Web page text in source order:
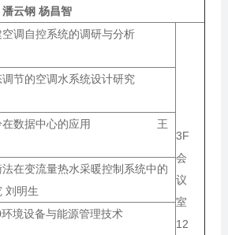
潘云钢 杨昌智
空调自控系统的调研与分析
3F
会
议
室
12
调节的空调水系统设计研究
冷在数据中心的应用 王
在变流量热水采暖控制系统中的
刘明生
环境设备与能源管理技术